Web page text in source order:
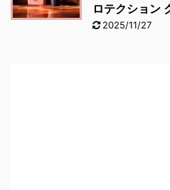
ロテクション
2025/11/27